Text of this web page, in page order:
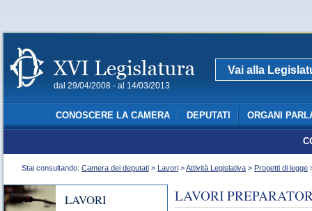
dal 29/04/2008 - al 14/03/2013
Vai alla
CONOSCERE LA CAMERA DEPUTATI ORGANI
Stai consultando: Camera dei deputati > Lavori >Attività Legislativa > Progetti di legge
LAVORI LAVORI